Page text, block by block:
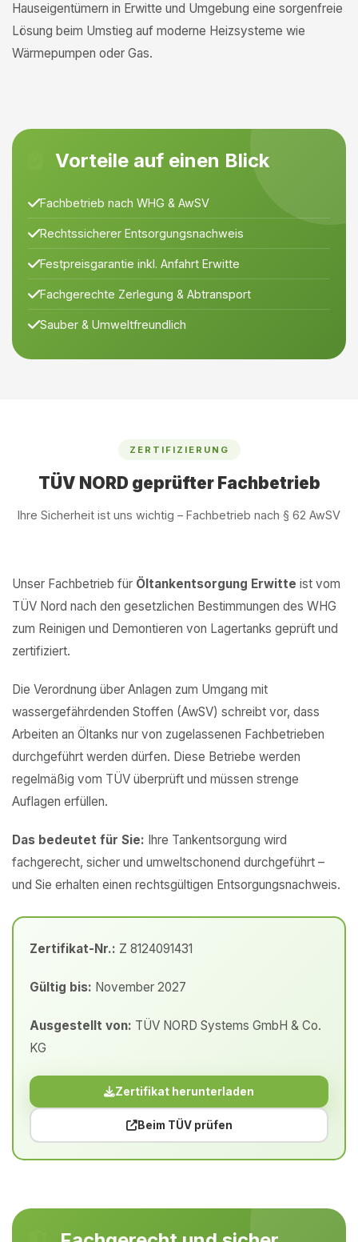
Hauseigentümern in Erwitte und Umgebung eine sorgenfreie
Lösung beim Umstieg auf moderne Heizsysteme wie
Wärmepumpen oder Gas.
Vorteile auf einen Blick
Fachbetrieb nach WHG & AwSV
Rechtssicherer Entsorgungsnachweis
Festpreisgarantie inkl. Anfahrt Erwitte
Fachgerechte Zerlegung & Abtransport
Sauber & Umweltfreundlich
ZERTIFIZIERUNG
TÜV NORD geprüfter Fachbetrieb
Ihre Sicherheit ist uns wichtig – Fachbetrieb nach § 62 AwSV
Unser Fachbetrieb für Öltankentsorgung Erwitte ist vom
TÜV Nord nach den gesetzlichen Bestimmungen des WHG
zum Reinigen und Demontieren von Lagertanks geprüft und
zertifiziert.
Die Verordnung über Anlagen zum Umgang mit
wassergefährdenden Stoffen (AwSV) schreibt vor, dass
Arbeiten an Öltanks nur von zugelassenen Fachbetrieben
durchgeführt werden dürfen. Diese Betriebe werden
regelmäßig vom TÜV überprüft und müssen strenge
Auflagen erfüllen.
Das bedeutet für Sie: Ihre Tankentsorgung wird
fachgerecht, sicher und umweltschonend durchgeführt –
und Sie erhalten einen rechtsgültigen Entsorgungsnachweis.
Zertifikat-Nr.: Z 8124091431
Gültig bis: November 2027
Ausgestellt von: TÜV NORD Systems GmbH & Co.
KG
Zertifikat herunterladen
Beim TÜV prüfen